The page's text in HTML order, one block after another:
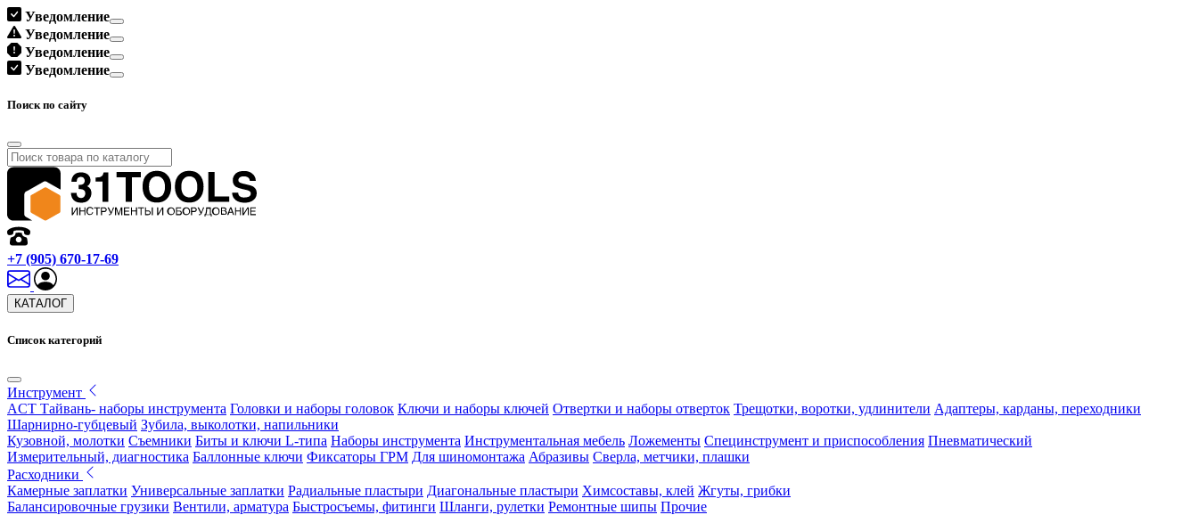
Уведомление
Уведомление
Уведомление
Уведомление
Поиск по сайту
+7 (905) 670-17-69
КАТАЛОГ
Список категорий
Инструмент
ACT Тайвань- наборы инструмента Головки и наборы головок Ключи и наборы ключей Отвертки и наборы отверток Трещотки, воротки, удлинители Адаптеры, карданы, переходники
Шарнирно-губцевый Зубила, выколотки, напильники
Кузовной, молотки Съемники Биты и ключи L-типа Наборы инструмента Инструментальная мебель Ложементы Специнструмент и приспособления Пневматический
Измерительный, диагностика Баллонные ключи Фиксаторы ГРМ Для шиномонтажа Абразивы Сверла, метчики, плашки
Расходники
Камерные заплатки Универсальные заплатки Радиальные пластыри Диагональные пластыри Химсоставы, клей Жгуты, грибки
Балансировочные грузики Вентили, арматура Быстросъемы, фитинги Шланги, рулетки Ремонтные шипы Прочие